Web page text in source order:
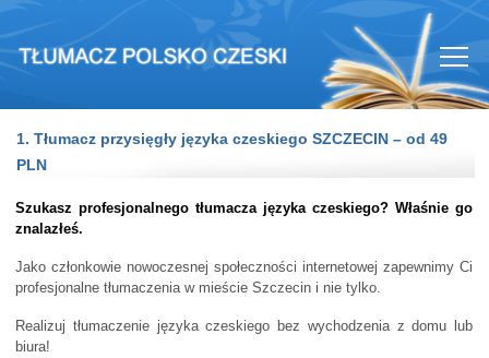
1. Tłumacz przysięgły języka czeskiego SZCZECIN – od 49
PLN
Szukasz profesjonalnego tłumacza języka czeskiego? Właśnie go
znalazłeś.
Jako członkowie nowoczesnej społeczności internetowej zapewnimy Ci
profesjonalne tłumaczenia w mieście Szczecin i nie tylko.
Realizuj tłumaczenie języka czeskiego bez wychodzenia z domu lub
biura!